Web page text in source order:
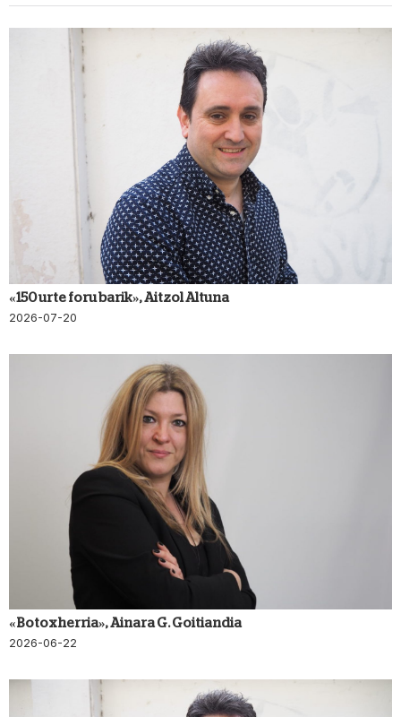
«150 urte foru barik», Aitzol Altuna
2026-07-20
«Botox herria», Ainara G. Goitiandia
2026-06-22